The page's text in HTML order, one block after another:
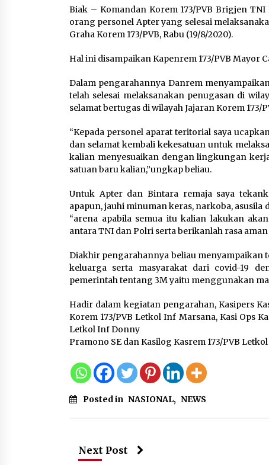
Pemakaian, Terungkap Ada
Transisi Panjang Pengelolaan
, Perumdam TKR Didesak
7 Agustus 2026
Jaga Kebugaran Petugas,
Lapas Kelas I Tangerang
Gelar Cek Kesehatan Gratis
dan Skrining TB Lanjutan
6 Agustus 2026
Biak – Komandan Korem 173/PVB Brigjen
orang personel Apter yang selesai
Graha Korem 173/PVB, Rabu (19/8/2020).
Hal ini disampaikan Kapenrem 173/PVB Mayor
Dalam pengarahannya Danrem
telah selesai melaksanakan penugasan di
selamat bertugas di wilayah Jajaran Korem 173/
“Kepada personel aparat teritorial saya
dan selamat kembali kekesatuan untuk
kalian menyesuaikan dengan lingkungan
satuan baru kalian,”ungkap beliau.
Untuk Apter dan Bintara remaja saya
apapun, jauhi minuman keras, narkoba,
“arena apabila semua itu kalian lakukan
antara TNI dan Polri serta berikanlah rasa
Diakhir pengarahannya beliau menyampaikan
keluarga serta masyarakat dari covid-19
pemerintah tentang 3M yaitu menggunakan
Hadir dalam kegiatan pengarahan, Kasipers
Korem 173/PVB Letkol Inf Marsana, Kasi Ops
Letkol Inf Donny
Pramono SE dan Kasilog Kasrem 173/PVB
Posted in NASIONAL, NEWS
Next Post